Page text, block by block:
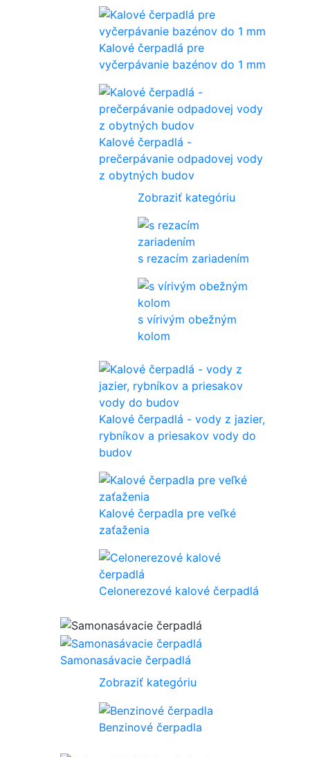
Kalové čerpadlá pre
vyčerpávanie bazénov do 1 mm
Kalové čerpadlá -
prečerpávanie odpadovej vody
z obytných budov
Zobraziť kategóriu
s rezacím zariadením
s vírivým obežným
kolom
Kalové čerpadlá - vody z jazier,
rybníkov a priesakov vody do
budov
Kalové čerpadla pre veľké
zaťaženia
Celonerezové kalové čerpadlá
Samonasávacie čerpadlá
Zobraziť kategóriu
Benzinové čerpadla